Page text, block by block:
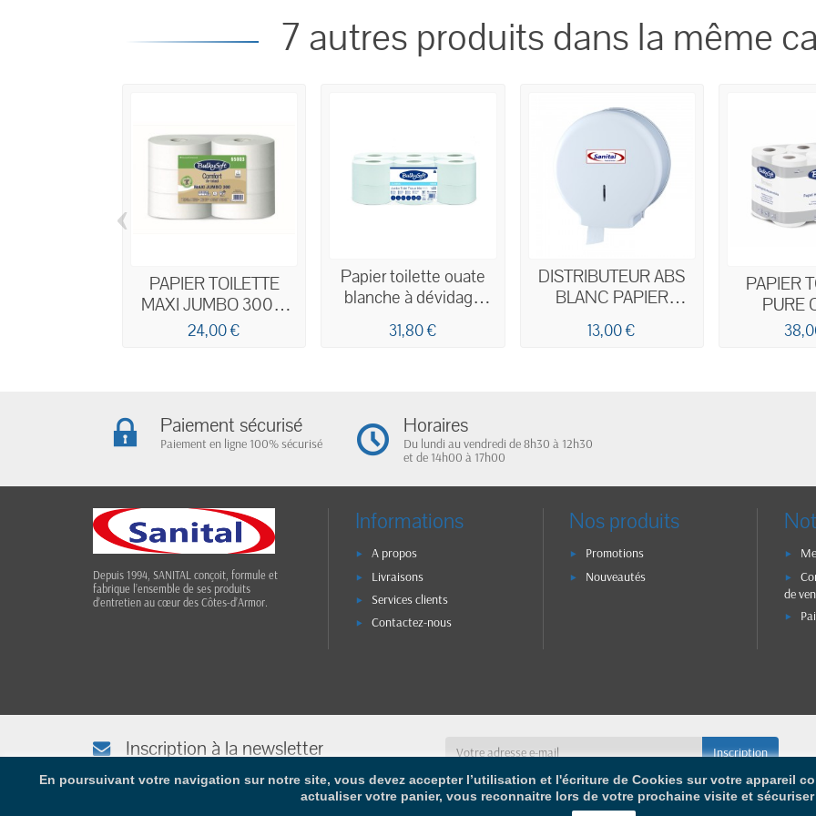
1052F X6 ECOLABEL
7 autres produits dans la même
PAPIER TOILETTE
MAXI JUMBO 300M
OUATE BLANCHE 2
24,00 €
Papier toilette ouate
blanche à dévidage
central 620 feuilles - 2
plis x12
31,80 €
DISTRIBUTEUR ABS
BLANC PAPIER
TOILETTE MINI JUMBO
13,00 €
PAPIER
PURE
BLANCHE
‹
Paiement sécurisé
Paiement en ligne 100% sécurisé
Horaires
Du lundi au vendredi de 8h30 à 12h30
et de 14h00 à 17h00
Depuis 1994, SANITAL conçoit, formule et
fabrique l’ensemble de ses produits
d’entretien au cœur des Côtes-d’Armor.
Informations
A propos
Livraisons
Services clients
Contactez-nous
Nos produits
Promotions
Nouveautés
de
En poursuivant votre navigation sur notre site, vous devez accepter l’utilisation et l'écriture de Cookies sur votre appareil
actualiser votre panier, vous reconnaitre lors de votre prochaine visite et
Inscription à la newsletter
Afin de vous tenir informé(e), saisissez votre adresse e-mail